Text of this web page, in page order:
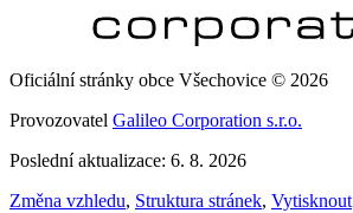
Oficiální stránky obce Všechovice © 2026
Provozovatel Galileo Corporation s.r.o.
Poslední aktualizace: 6. 8. 2026
Změna vzhledu, Struktura stránek, Vytisknout